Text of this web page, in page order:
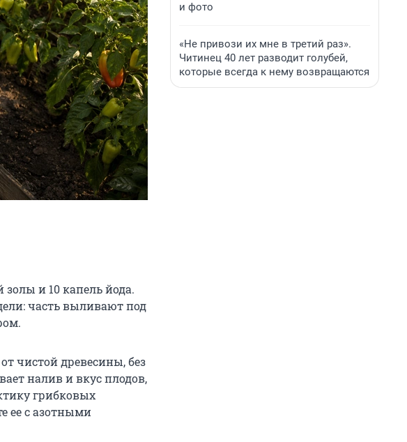
золы и 10 капель йода.
часть выливают под
чистой древесины, без
налив и вкус плодов,
грибковых
ее с азотными
и фото
«Не привози их мне в третий раз».
Читинец 40 лет разводит голубей,
которые всегда к нему возвращаются